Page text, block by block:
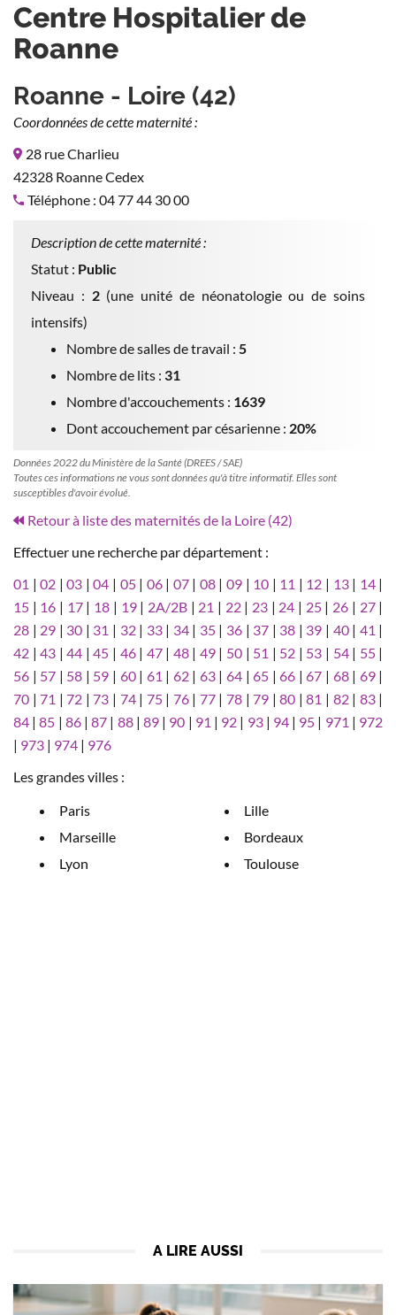
Centre Hospitalier de
Roanne
Roanne - Loire (42)
Coordonnées de cette maternité :
28 rue Charlieu
42328 Roanne Cedex
Téléphone : 04 77 44 30 00
Description de cette maternité :
Statut : Public
Niveau : 2(une unité de néonatologie ou de soins
intensifs)
Nombre de salles de travail : 5
Nombre de lits : 31
Nombre d'accouchements : 1639
Dont accouchement par césarienne : 20%
Données 2022 du Ministère de la Santé (DREES / SAE)
Toutes ces informations ne vous sont données qu'à titre informatif. Elles sont
susceptibles d'avoir évolué.
Retour à liste des maternités de la Loire (42)
Effectuer une recherche par département :
01 |02 |03 |04 | 05| 06| 07| 08| 09 | 10 | 11 | 12 | 13| 14|
15 | 16 | 17| 18 | 19| 2A/2B| 21 | 22| 23 | 24 | 25| 26 | 27|
28 | 29 | 30 | 31 | 32| 33| 34| 35| 36 | 37 | 38 | 39 | 40| 41 |
42 |43 |44 |45 | 46| 47| 48| 49| 50 | 51 | 52 | 53 | 54| 55|
56 | 57 | 58 | 59 | 60| 61 | 62| 63| 64 |65 |66 |67 | 68| 69|
70 |71 |72 |73 | 74| 75| 76| 77| 78 |79 |80 |81 | 82| 83|
84 |85 | 86|87 | 88| 89| 90 | 91 | 92 | 93| 94| 95 | 971 | 972
| 973 | 974 | 976
Les grandes villes :
Paris
Marseille
Lyon
Lille
Bordeaux
Toulouse
A LIRE AUSSI